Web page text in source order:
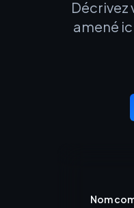
Décrivez
amené
Nom